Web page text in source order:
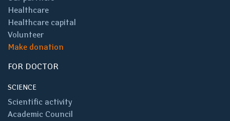
Healthcare
Healthcare capital
Volunteer
Make donation
FOR DOCTOR
SCIENCE
Scientific activity
Academic Council